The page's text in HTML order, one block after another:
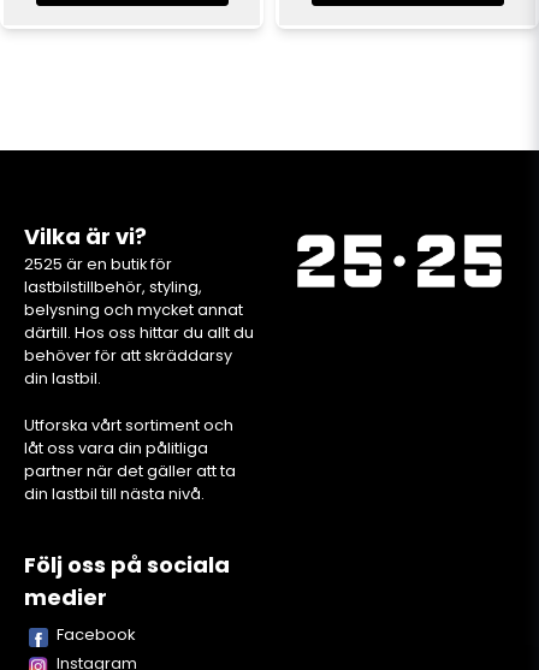
Vilka är vi?
2525 är en butik för
lastbilstillbehör, styling,
belysning och mycket annat
därtill. Hos oss hittar du allt du
behöver för att skräddarsy
din lastbil.
Utforska vårt sortiment och
låt oss vara din pålitliga
partner när det gäller att ta
din lastbil till nästa nivå.
Följ oss på sociala
medier
Facebook
Instagram